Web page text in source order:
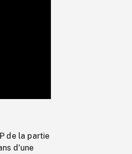
Rate
de la partie
d'une